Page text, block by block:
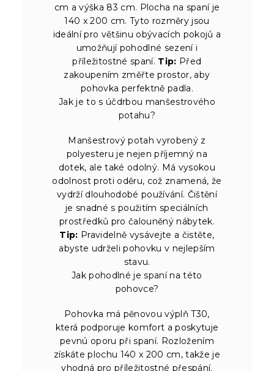
cm a výška 83 cm. Plocha na spaní je
140 x 200 cm. Tyto rozměry jsou
ideální pro většinu obývacích pokojů a
umožňují pohodlné sezení i
příležitostné spaní. Tip: Před
zakoupením změřte prostor, aby
pohovka perfektně padla.
Jak je to s účdrbou manšestrového
potahu?
Manšestrový potah vyrobený z
polyesteru je nejen příjemný na
dotek, ale také odolný. Má vysokou
odolnost proti oděru, což znamená, že
vydrží dlouhodobé používání. Čištění
je snadné s použitím speciálních
prostředků pro čalouněný nábytek.
Tip: Pravidelně vysávejte a čistěte,
abyste udrželi pohovku v nejlepším
stavu.
Jak pohodlné je spaní na této
pohovce?
Pohovka má pěnovou výplň T30,
která podporuje komfort a poskytuje
pevnú oporu při spaní. Rozložením
získáte plochu 140 x 200 cm, takže je
vhodná pro příležitostné přespání.